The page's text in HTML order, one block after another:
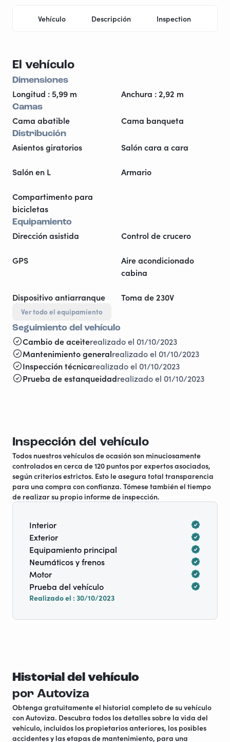
Vehículo Descripción Inspection
El vehículo
Dimensiones
Longitud : 5,99 m Anchura : 2,92 m
Camas
Cama abatible Cama banqueta
Distribución
Asientos giratorios Salón cara a cara
Salón en L Armario
Compartimento para
bicicletas
Equipamiento
Dirección asistida Control de crucero
GPS
Aire acondicionado
cabina
Dispositivo antiarranque Toma de 230V
Ver todo el equipamiento
Seguimiento del vehículo
Cambio de aceiterealizado el 01/10/2023
Mantenimiento generalrealizado el 01/10/2023
Inspección técnicarealizado el 01/10/2023
Prueba de estanqueidadrealizado el 01/10/2023
Inspección del vehículo
Todos nuestros vehículos de ocasión son minuciosamente
controlados en cerca de 120 puntos por expertos asociados,
según criterios estrictos. Esto le asegura total transparencia
para una compra con confianza. Tómese también el tiempo
de realizar su propio informe de inspección.
Interior
Exterior
Equipamiento principal
Neumáticos y frenos
Motor
Prueba del vehículo
Realizado el : 30/10/2023
Historial del vehículo
por Autoviza
Obtenga gratuitamente el historial completo de su vehículo
con Autoviza. Descubra todos los detalles sobre la vida del
vehículo, incluidos los propietarios anteriores, los posibles
accidentes y las etapas de mantenimiento, para una